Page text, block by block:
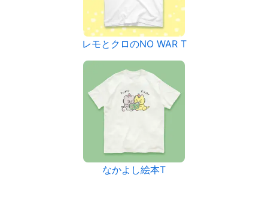
レモとクロのNO WAR T
なかよし絵本T